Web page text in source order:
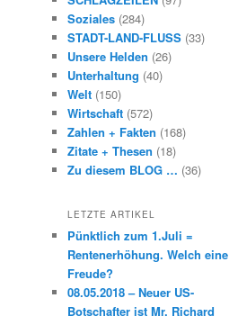
Soziales (284)
STADT-LAND-FLUSS (33)
Unsere Helden (26)
Unterhaltung (40)
Welt (150)
Wirtschaft (572)
Zahlen + Fakten (168)
Zitate + Thesen (18)
Zu diesem BLOG … (36)
LETZTE ARTIKEL
Pünktlich zum 1.Juli =
Rentenerhöhung. Welch eine
Freude?
08.05.2018 – Neuer US-
Botschafter ist Mr. Richard